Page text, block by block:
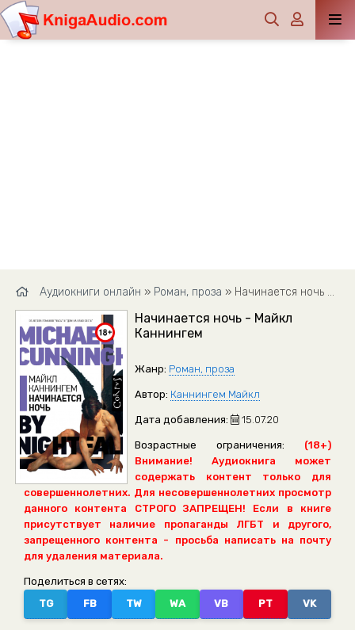
Аудиокниги онлайн » Роман, проза » Начинается ночь - Майкл Каннингем
Начинается ночь - Майкл
Каннингем
Жанр: Роман, проза
Автор: Каннингем Майкл
Дата добавления: 15.07.20
Возрастные ограничения:
(18+)
Внимание! Аудиокнига может
содержать контент только для
совершеннолетних. Для несовершеннолетних просмотр
данного контента СТРОГО ЗАПРЕЩЕН! Если в книге
присутствует наличие пропаганды ЛГБТ и другого,
запрещенного контента - просьба написать на почту
для удаления материала.
Поделиться в сетях:
TG
FB TW WA VB PT VK